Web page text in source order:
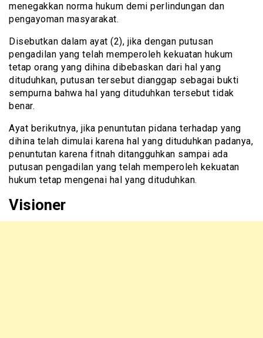
menegakkan norma hukum demi perlindungan dan
pengayoman masyarakat.
Disebutkan dalam ayat (2), jika dengan putusan
pengadilan yang telah memperoleh kekuatan hukum
tetap orang yang dihina dibebaskan dari hal yang
dituduhkan, putusan tersebut dianggap sebagai bukti
sempurna bahwa hal yang dituduhkan tersebut tidak
benar.
Ayat berikutnya, jika penuntutan pidana terhadap yang
dihina telah dimulai karena hal yang dituduhkan padanya,
penuntutan karena fitnah ditangguhkan sampai ada
putusan pengadilan yang telah memperoleh kekuatan
hukum tetap mengenai hal yang dituduhkan.
Visioner